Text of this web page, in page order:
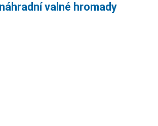
valné hromady